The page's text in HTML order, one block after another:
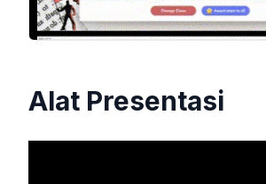
Alat Presentasi